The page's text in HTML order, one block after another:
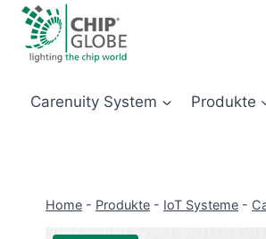
Zum
Inhalt
springen
Carenuity System Produkte
Home - Produkte - IoT Systeme -